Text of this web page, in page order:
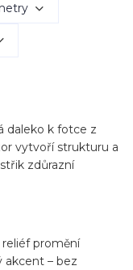
daleko k fotce z
vytvoří strukturu a
zdůrazní
reliéf promění
akcent – bez